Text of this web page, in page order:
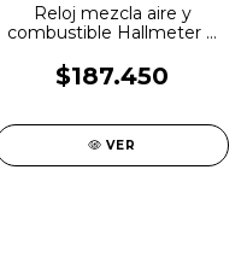
Reloj mezcla aire y
combustible Hallmeter +
$187.450
VER